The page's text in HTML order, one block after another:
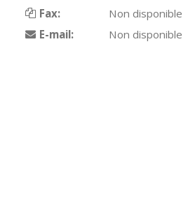
Fax:
Non disponible
E-mail:
Non disponible